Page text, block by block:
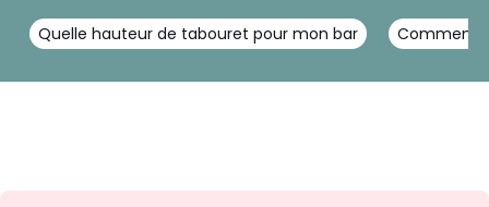
Quelle hauteur de tabouret pour mon bar Comment